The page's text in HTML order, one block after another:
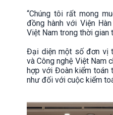
“Chúng tôi rất mong
đồng hành với Viện
Việt Nam trong thời gian
Đại diện một số đơn vị
và Công nghệ Việt Nam
hợp với Đoàn kiểm toán
như đối với cuộc kiểm